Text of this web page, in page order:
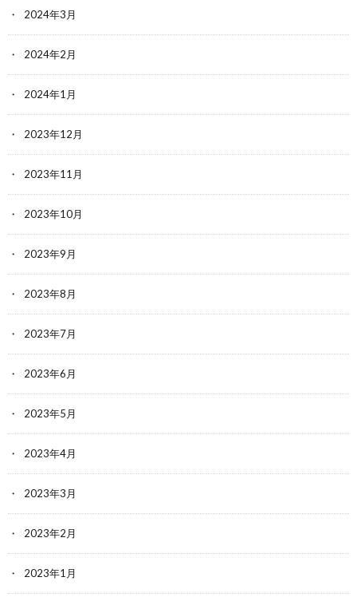
2024年3月
2024年2月
2024年1月
2023年12月
2023年11月
2023年10月
2023年9月
2023年8月
2023年7月
2023年6月
2023年5月
2023年4月
2023年3月
2023年2月
2023年1月